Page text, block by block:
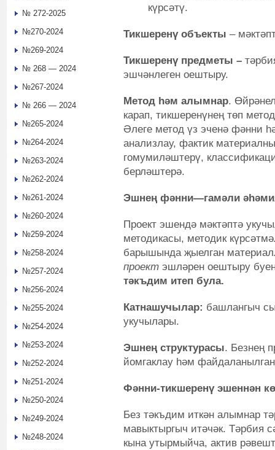
күрсәтү.
Тикшеренү объекты –
Тикшеренү предметы –
эшчәнлеген оештыру.
Метод һәм алымнар.
карап, тикшеренүнең төп
Әлеге метод үз эченә фәнни
анализлау, фактик
гомумиләштерү,
берләштерә.
Эшнең фәнни—гамәли
Проект эшендә мәктәптә
методикасы, методик
барышында җыелган
проект эшләрен оештыру
тәкъдим итеп була.
Катнашучылар: башлангыч
укучылары.
Эшнең структурасы. Безнең
йомгаклау һәм
Фәнни-тикшеренүэшеннән
Без тәкъдим иткән алымнар
мавыктыргыч итәчәк. Тәрбия
кына утырмыйча, актив
№ 272-2025
№270-2024
№269-2024
№ 268 — 2024
№267-2024
№ 266 — 2024
№265-2024
№264-2024
№263-2024
№262-2024
№261-2024
№260-2024
№259-2024
№258-2024
№257-2024
№256-2024
№255-2024
№254-2024
№253-2024
№252-2024
№251-2024
№250-2024
№249-2024
№248-2024